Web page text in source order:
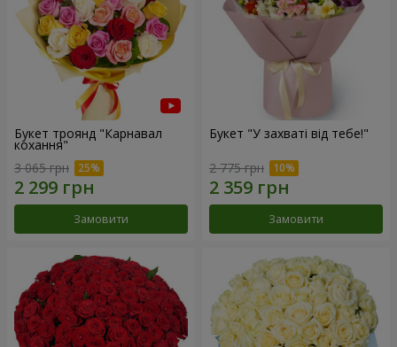
Букет троянд "Карнавал
кохання"
3 065 грн
Замовити
Букет "У захваті від тебе!"
2 775 грн
Замовити